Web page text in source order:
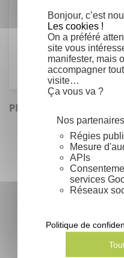
Bonjour, c’est
Les cookies !
On a préféré
site vous
manifester, mais
accompagner
visite…
Ça vous va ?
Nos
Régies
Mesure
APIs
services
Réseaux
Politique de
Famille
Scrophulariaceae
PRODUITS SIMILAIRES